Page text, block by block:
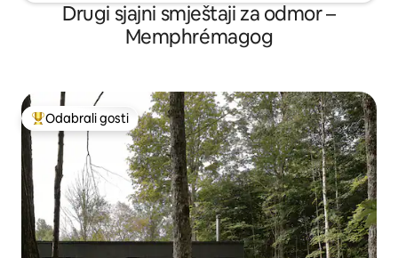
Drugi sjajni smještaji za odmor –
Memphrémagog
Među najviše rangiranima s oznakom „Odabrali gosti”
Odabrali gosti